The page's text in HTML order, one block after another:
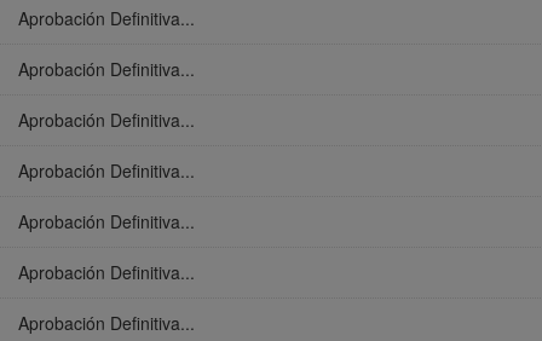
Aprobación Definitiva...
Aprobación Definitiva...
Aprobación Definitiva...
Aprobación Definitiva...
Aprobación Definitiva...
Aprobación Definitiva...
Aprobación Definitiva...